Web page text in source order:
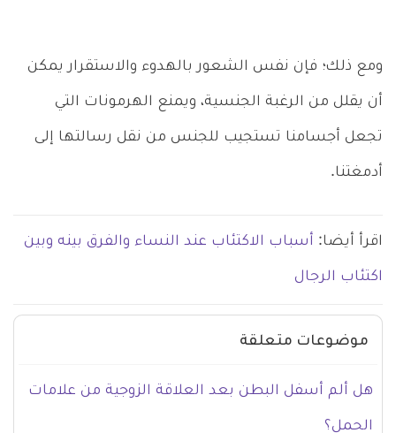
ومع ذلك؛ فإن نفس الشعور بالهدوء والاستقرار يمكن
أن يقلل من الرغبة الجنسية، ويمنع الهرمونات التي
تجعل أجسامنا تستجيب للجنس من نقل رسالتها إلى
أدمغتنا.
اقرأ أيضا: أسباب الاكتئاب عند النساء والفرق بينه وبين
اكتئاب الرجال
موضوعات متعلقة
هل ألم أسفل البطن بعد العلاقة الزوجية من علامات
الحمل؟